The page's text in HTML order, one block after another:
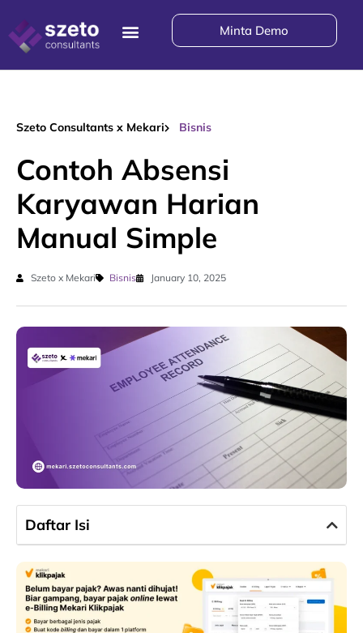
Minta Demo
Szeto Consultants x Mekari Bisnis
Contoh Absensi
Karyawan Harian
Manual Simple
Szeto x Mekari Bisnis January 10, 2025
Daftar Isi